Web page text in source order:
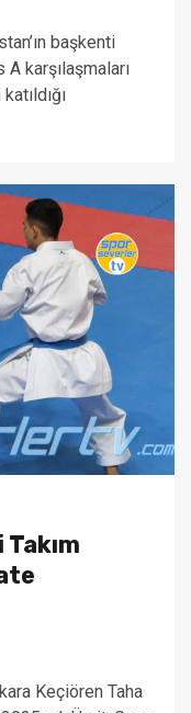
başkenti
karşılaşmaları
Keçiören Taha